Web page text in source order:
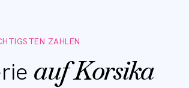
& WASSERSPORT
ZAHLEN
auf Korsika